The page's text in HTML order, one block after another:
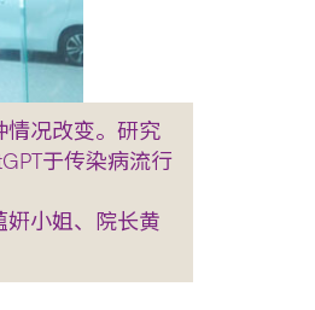
情况改变。研究
于传染病流行
小姐、院长黄